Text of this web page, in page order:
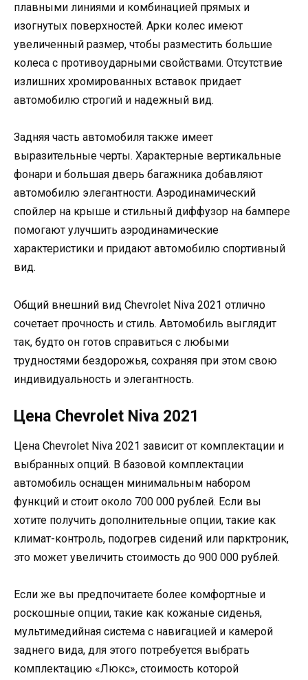
плавными линиями и комбинацией прямых и
изогнутых поверхностей. Арки колес имеют
увеличенный размер, чтобы разместить большие
колеса с противоударными свойствами. Отсутствие
излишних хромированных вставок придает
автомобилю строгий и надежный вид.
Задняя часть автомобиля также имеет
выразительные черты. Характерные вертикальные
фонари и большая дверь багажника добавляют
автомобилю элегантности. Аэродинамический
спойлер на крыше и стильный диффузор на бампере
помогают улучшить аэродинамические
характеристики и придают автомобилю спортивный
вид.
Общий внешний вид Chevrolet Niva 2021 отлично
сочетает прочность и стиль. Автомобиль выглядит
так, будто он готов справиться с любыми
трудностями бездорожья, сохраняя при этом свою
индивидуальность и элегантность.
Цена Chevrolet Niva 2021
Цена Chevrolet Niva 2021 зависит от комплектации и
выбранных опций. В базовой комплектации
автомобиль оснащен минимальным набором
функций и стоит около 700 000 рублей. Если вы
хотите получить дополнительные опции, такие как
климат-контроль, подогрев сидений или парктроник,
это может увеличить стоимость до 900 000 рублей.
Если же вы предпочитаете более комфортные и
роскошные опции, такие как кожаные сиденья,
мультимедийная система с навигацией и камерой
заднего вида, для этого потребуется выбрать
комплектацию «Люкс», стоимость которой